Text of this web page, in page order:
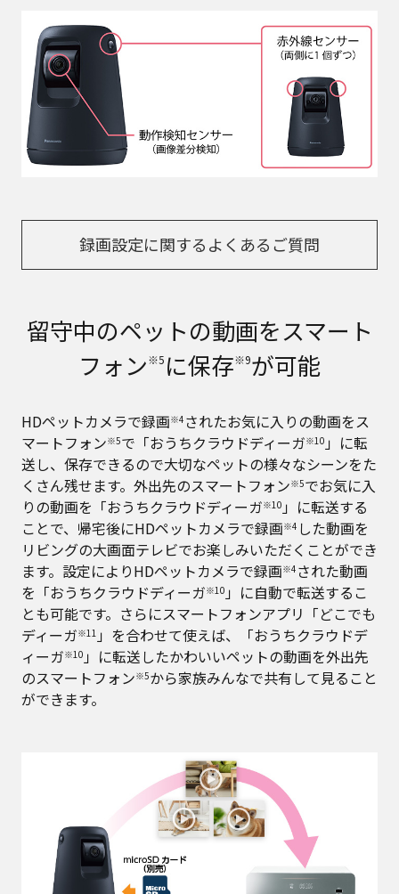
録画設定に関するよくあるご質問
留守中のペットの動画をスマート
フォン※5 に保存※9が可能
HDペットカメラで録画※4 されたお気に入りの動画をス
マートフォン※5で「おうちクラウドディーガ※10」に転
送し、保存できるので大切なペットの様々なシーンをた
くさん残せます。外出先のスマートフォン※5でお気に入
りの動画を「おうちクラウドディーガ※10」に転送する
ことで、帰宅後にHDペットカメラで録画※4 した動画を
リビングの大画面テレビでお楽しみいただくことができ
ます。設定によりHDペットカメラで録画※4 された動画
を「おうちクラウドディーガ※10」に自動で転送するこ
とも可能です。さらにスマートフォンアプリ「どこでも
ディーガ※11 」を合わせて使えば、「おうちクラウドデ
ィーガ※10」に転送したかわいいペットの動画を外出先
のスマートフォン※5から家族みんなで共有して見ること
ができます。